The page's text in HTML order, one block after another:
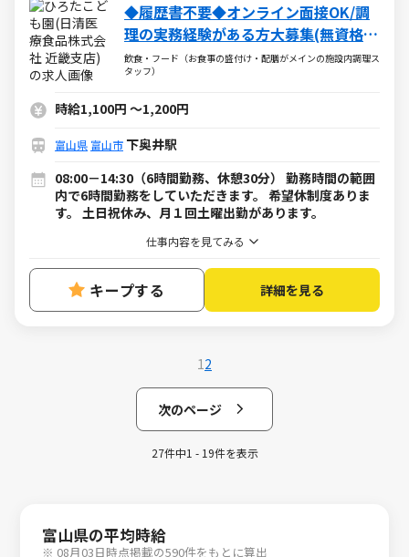
◆履歴書不要◆オンライン面接OK/調
理の実務経験がある方大募集(無資格
OK)！
飲食・フード（お食事の盛付け・配膳がメインの施設内調理ス
タッフ）
時給1,100円 ～1,200円
富山県 富山市 下奥井駅
08:00－14:30（6時間勤務、休憩30分） 勤務時間の範囲
内で6時間勤務をしていただきます。 希望休制度ありま
す。 土日祝休み、月１回土曜出勤があります。
仕事内容を見てみる
キープする 詳細を見る
12
次のページ
27件中1 - 19件を表示
富山県の平均時給
※ 08月03日時点掲載の590件をもとに算出